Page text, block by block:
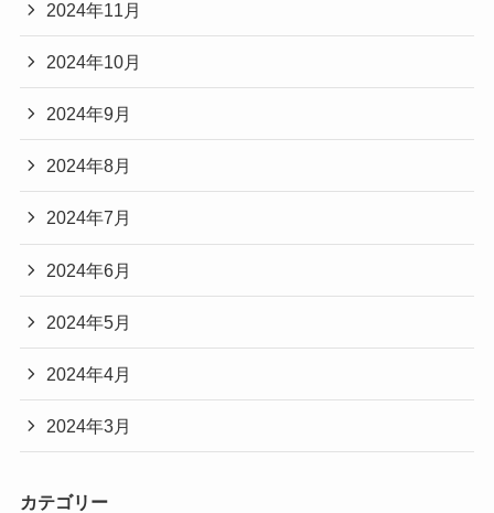
2024年11月
2024年10月
2024年9月
2024年8月
2024年7月
2024年6月
2024年5月
2024年4月
2024年3月
カテゴリー